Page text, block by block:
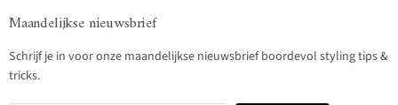
Maandelijkse nieuwsbrief
Schrijf je in voor onze maandelijkse nieuwsbrief boordevol styling tips &
tricks.